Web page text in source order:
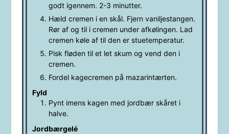
godt igennem. 2-3 minutter.
Hæld cremen i en skål. Fjern vaniljestangen.
Rør af og til i cremen under afkølingen. Lad
cremen køle af til den er stuetemperatur.
Pisk fløden til et let skum og vend den i
cremen.
Fordel kagecremen på mazarintærten.
Fyld
Pynt imens kagen med jordbær skåret i
halve.
Jordbærgelé